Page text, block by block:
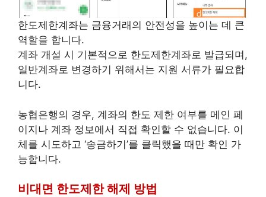
한도제한계좌는 금융거래의 안전성을 높이는 데 큰
역할을 합니다.
계좌 개설 시 기본적으로 한도제한계좌로 발급되며,
일반계좌로 변경하기 위해서는 지원 서류가 필요합
니다.
농협은행의 경우, 계좌의 한도 제한 여부를 메인 페
이지나 계좌 정보에서 직접 확인할 수 없습니다. 이
체를 시도하고 ‘송금하기’를 클릭했을 때만 확인 가
능합니다.
비대면 한도제한 해제 방법